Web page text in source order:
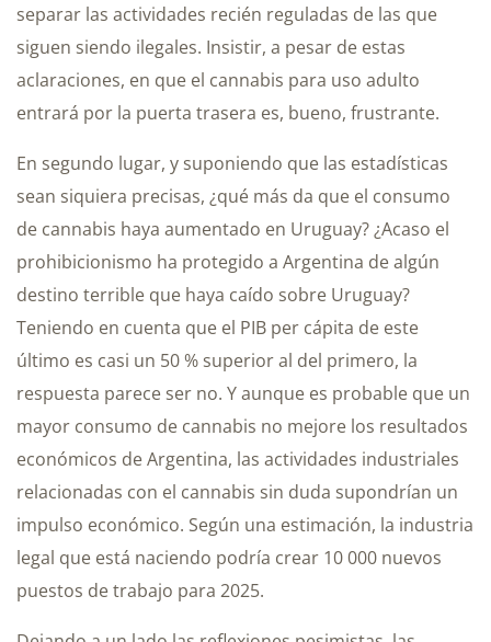
separar las actividades recién reguladas de las que
siguen siendo ilegales. Insistir, a pesar de estas
aclaraciones, en que el cannabis para uso adulto
entrará por la puerta trasera es, bueno, frustrante.
En segundo lugar, y suponiendo que las estadísticas
sean siquiera precisas, ¿qué más da que el consumo
de cannabis haya aumentado en Uruguay? ¿Acaso el
prohibicionismo ha protegido a Argentina de algún
destino terrible que haya caído sobre Uruguay?
Teniendo en cuenta que el PIB per cápita de este
último es casi un 50 % superior al del primero, la
respuesta parece ser no. Y aunque es probable que un
mayor consumo de cannabis no mejore los resultados
económicos de Argentina, las actividades industriales
relacionadas con el cannabis sin duda supondrían un
impulso económico. Según una estimación, la industria
legal que está naciendo podría crear 10 000 nuevos
puestos de trabajo para 2025.